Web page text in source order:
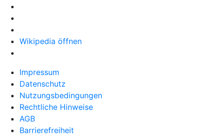
Wikipedia öffnen
Impressum
Datenschutz
Nutzungsbedingungen
Rechtliche Hinweise
AGB
Barrierefreiheit